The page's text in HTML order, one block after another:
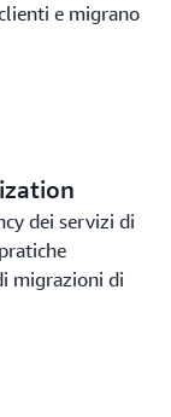
e migrano
dei servizi di
migrazioni di